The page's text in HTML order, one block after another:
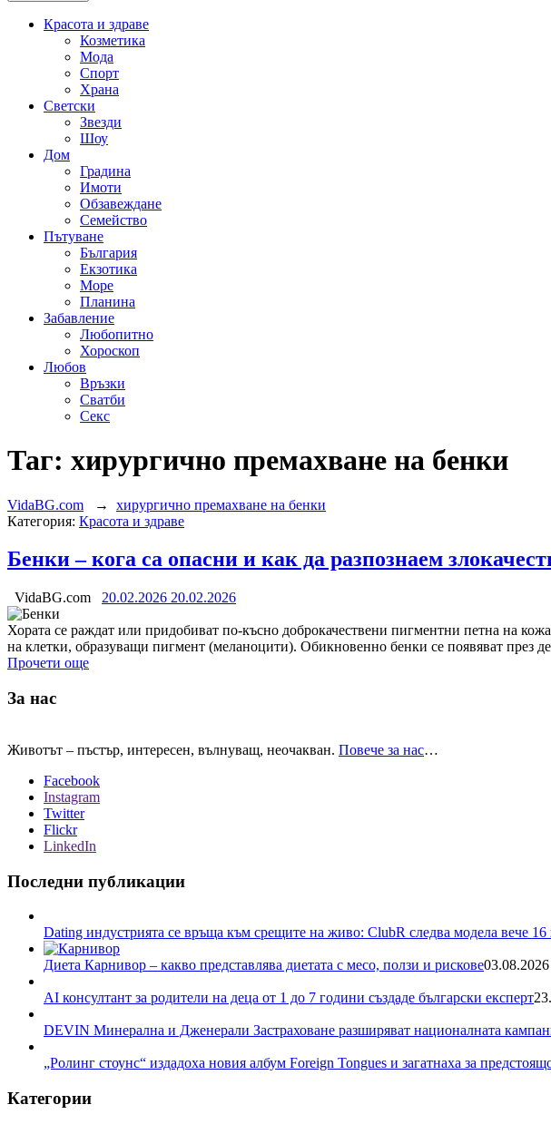
Красота и здраве
Козметика
Мода
Спорт
Храна
Светски
Звезди
Шоу
Дом
Градина
Имоти
Обзавеждане
Семейство
Пътуване
България
Екзотика
Море
Планина
Забавление
Любопитно
Хороскоп
Любов
Връзки
Сватби
Секс
Таг: хирургично премахване на бенки
VidaBG.com → хирургично премахване на бенки
Категория: Красота и здраве
Бенки – кога са опасни и как да разпознаем
VidaBG.com 20.02.2026 20.02.2026
Хората се раждат или придобиват по-късно доброкачествени пигментни петна на
на клетки, образуващи пигмент (меланоцити). Обикновенно бенки се появяват през
Прочети още
За нас
Животът – пъстър, интересен, вълнуващ, неочакван. Повече за нас…
Facebook
Instagram
Twitter
Flickr
LinkedIn
Последни публикации
Dating индустрията се връща към срещите на живо: ClubR следва модела вече 16
Диета Карнивор – какво представлява диетата с месо, ползи и рискове03.08.2026
AI консултант за родители на деца от 1 до 7 години създаде български експерт
DEVIN Минерална и Дженерали Застраховане разширяват националната
„Ролинг стоунс“ издадоха новия албум Foreign Tongues и загатнаха за
Категории